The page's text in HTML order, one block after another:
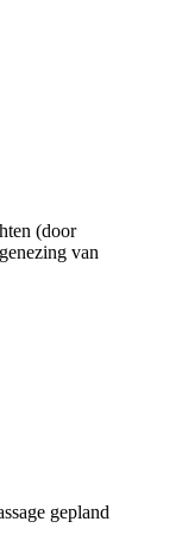
(door
van
gepland